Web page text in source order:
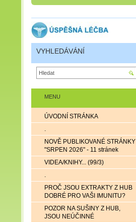
MENU
ÚVODNÍ STRÁNKA
.
NOVĚ PUBLIKOVANÉ STRÁNKY
"SRPEN 2026" - 11 stránek
VIDEA/KNIHY... (99/3)
.
PROČ JSOU EXTRAKTY Z HUB
DOBRÉ PRO VAŠI IMUNITU?
POZOR NA SUŠINY Z HUB,
JSOU NEÚČINNÉ
VYHLEDÁVÁNÍ